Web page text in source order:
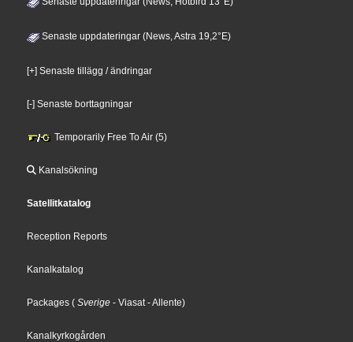
Senaste uppdateringar (News, Astra 19,2°E)
[+] Senaste tillägg / ändringar
[-] Senaste borttagningar
Temporarily Free To Air (5)
Kanalsökning
Satellitkatalog
Reception Reports
Kanalkatalog
Packages ( Sverige - Viasat - Allente)
Kanalkyrkogården